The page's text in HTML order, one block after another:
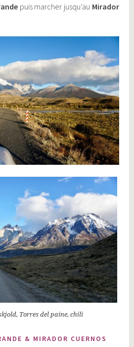
puis marcher jusqu’au Mirador
Torres del paine, chili
& MIRADOR CUERNOS